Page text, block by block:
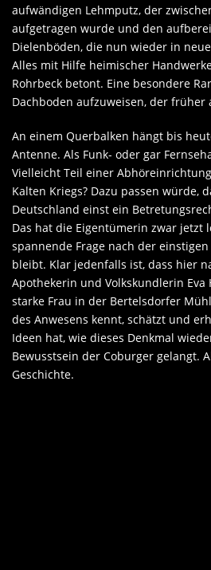
aufwändigen Lehmputz, der
aufgetragen wurde und den
Dielenböden, die nun wieder in
Alles mit Hilfe heimischer
Rohrbeck betont. Eine besondere
Dachboden aufzuweisen, der früher
An einem Querbalken hängt bis
Antenne. Als Funk- oder gar
Vielleicht Teil einer
Kalten Kriegs? Dazu passen würde,
Deutschland einst ein
Das hat die Eigentümerin zwar jetzt
spannende Frage nach der
bleibt. Klar jedenfalls ist, dass hier
Apothekerin und Volkskundlerin
starke Frau in der Bertelsdorfer
des Anwesens kennt, schätzt und
Ideen hat, wie dieses Denkmal
Bewusstsein der Coburger gelangt.
Geschichte.